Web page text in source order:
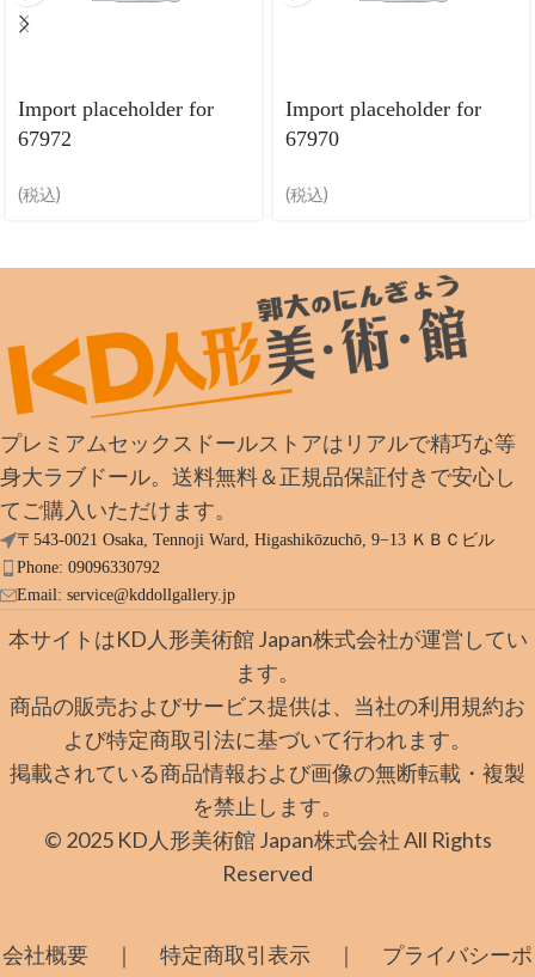
Import placeholder for
67972
(税込)
Import placeholder for
67970
(税込)
プレミアムセックスドールストアはリアルで精巧な等
身大ラブドール。送料無料＆正規品保証付きで安心し
てご購入いただけます。
〒543-0021 Osaka, Tennoji Ward, Higashikōzuchō, 9−13 ＫＢＣビル
Phone: 09096330792
Email: service@kddollgallery.jp
本サイトはKD人形美術館 Japan株式会社が運営してい
ます。
商品の販売およびサービス提供は、当社の利用規約お
よび特定商取引法に基づいて行われます。
掲載されている商品情報および画像の無断転載・複製
を禁止します。
© 2025 KD人形美術館 Japan株式会社 All Rights
Reserved
会社概要 ｜ 特定商取引表示 ｜ プライバシーポ